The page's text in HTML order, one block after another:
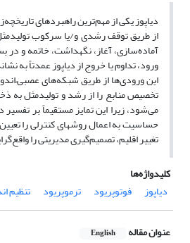
دیاپوز یکی از مهم‌ترین راهبردهای
از طریق توقف رشدی و/یا سرکوب
آماده‌سازی، آغاز، نگهداشت، خاتمه و
ورود، تداوم یا خروج از دیاپوز عمدتاً به
این ورودی‌ها از طریق شبکه‌های
تخصیص منابع را از رشد و تولیدمثل به
می‌شود، زیرا این تمایز مستقیماً بر
حساسیت به اعمال روشهای کنترلی را
تغییر اقلیم، تصمیم‌گیری مدیریتی را
کلیدواژه‌ها
دیاپوز
فوتوپریود ترموپریود تنظیم
عنوان مقاله English